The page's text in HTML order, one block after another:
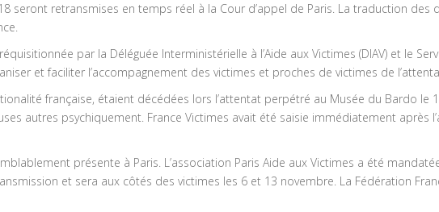
seront retransmises en temps réel à la Cour d’appel de Paris. La traduction
par la Déléguée Interministérielle à l’Aide aux Victimes (DIAV) et le
et faciliter l’accompagnement des victimes et proches de victimes de
française, étaient décédées lors l’attentat perpétré au Musée du Bardo le
autres psychiquement. France Victimes avait été saisie immédiatement après
présente à Paris. L’association Paris Aide aux Victimes a été
et sera aux côtés des victimes les 6 et 13 novembre. La Fédération